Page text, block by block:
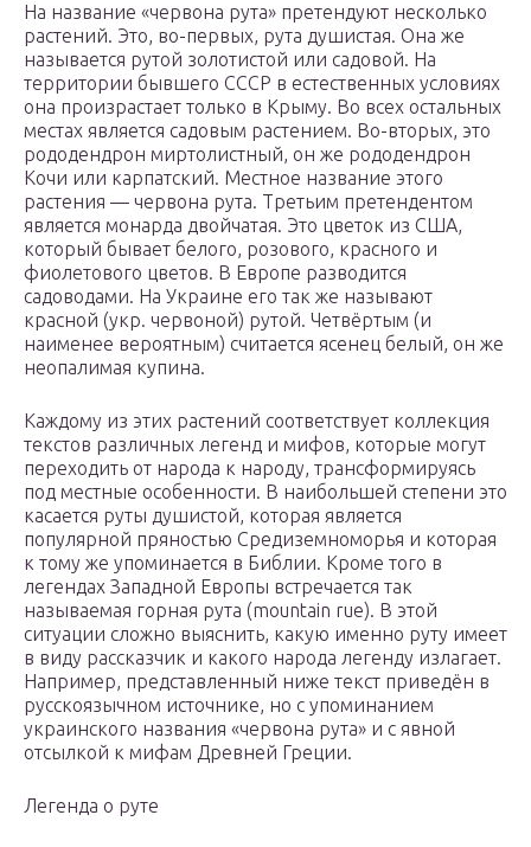
На название «червона рута» претендуют несколько
растений. Это, во-первых, рута душистая. Она же
называется рутой золотистой или садовой. На
территории бывшего СССР в естественных условиях
она произрастает только в Крыму. Во всех остальных
местах является садовым растением. Во-вторых, это
рододендрон миртолистный, он же рододендрон
Кочи или карпатский. Местное название этого
растения — червона рута. Третьим претендентом
является монарда двойчатая. Это цветок из США,
который бывает белого, розового, красного и
фиолетового цветов. В Европе разводится
садоводами. На Украине его так же называют
красной (укр. червоной) рутой. Четвёртым (и
наименее вероятным) считается ясенец белый, он же
неопалимая купина.
Каждому из этих растений соответствует коллекция
текстов различных легенд и мифов, которые могут
переходить от народа к народу, трансформируясь
под местные особенности. В наибольшей степени это
касается руты душистой, которая является
популярной пряностью Средиземноморья и которая
к тому же упоминается в Библии. Кроме того в
легендах Западной Европы встречается так
называемая горная рута (mountain rue). В этой
ситуации сложно выяснить, какую именно руту имеет
в виду рассказчик и какого народа легенду излагает.
Например, представленный ниже текст приведён в
русскоязычном источнике, но с упоминанием
украинского названия «червона рута» и с явной
отсылкой к мифам Древней Греции.
Легенда о руте